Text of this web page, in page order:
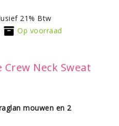
21% Btw
Op voorraad
Neck Sweat
mouwen en 2